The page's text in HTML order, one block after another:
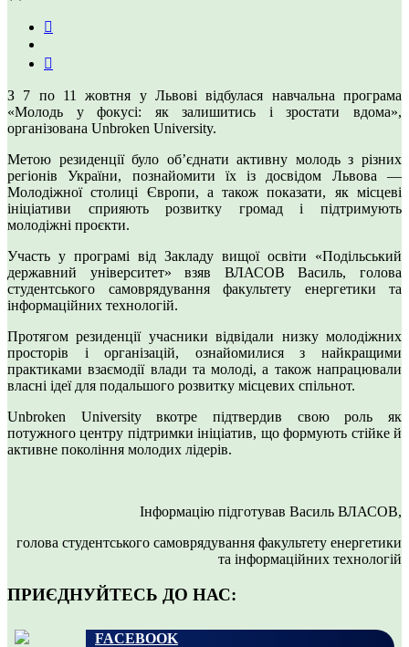
З 7 по 11 жовтня у Львові відбулася навчальна програма
«Молодь у фокусі: як залишитись і зростати вдома»,
організована Unbroken University.
Метою резиденції було об’єднати активну молодь з різних
регіонів України, познайомити їх із досвідом Львова —
Молодіжної столиці Європи, а також показати, як місцеві
ініціативи сприяють розвитку громад і підтримують
молодіжні проєкти.
Участь у програмі від Закладу вищої освіти «Подільський
державний університет» взяв ВЛАСОВ Василь, голова
студентського самоврядування факультету енергетики та
інформаційних технологій.
Протягом резиденції учасники відвідали низку молодіжних
просторів і організацій, ознайомилися з найкращими
практиками взаємодії влади та молоді, а також напрацювали
власні ідеї для подальшого розвитку місцевих спільнот.
Unbroken University вкотре підтвердив свою роль як
потужного центру підтримки ініціатив, що формують стійке й
активне покоління молодих лідерів.
Інформацію підготував Василь ВЛАСОВ,
голова студентського самоврядування факультету енергетики
та інформаційних технологій
ПРИЄДНУЙТЕСЬ ДО НАС:
FACEBOOK